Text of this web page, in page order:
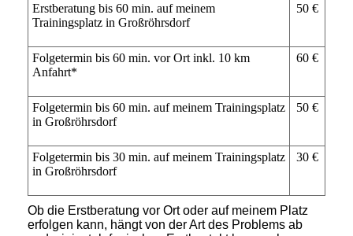
Erstberatung bis 60 min. auf meinem
Trainingsplatz in Großröhrsdorf
50 €
Folgetermin bis 60 min. vor Ort inkl. 10 km
Anfahrt*
60 €
Folgetermin bis 60 min. auf meinem Trainingsplatz
in Großröhrsdorf
50 €
Folgetermin bis 30 min. auf meinem Trainingsplatz
in Großröhrsdorf
30 €
Ob die Erstberatung vor Ort oder auf meinem Platz
erfolgen kann, hängt von der Art des Problems ab